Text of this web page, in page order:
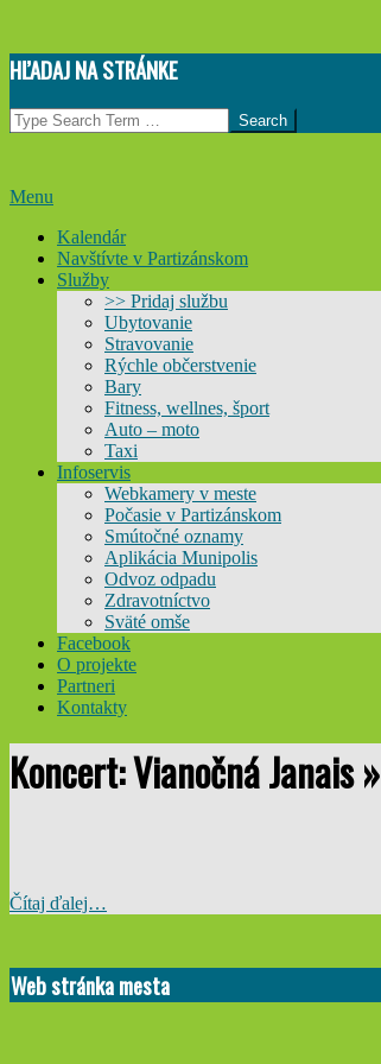
Skip
to
content
HĽADAJ NA STRÁNKE
Search
Primary
Menu
Menu
Kalendár
Navštívte v Partizánskom
Služby
>> Pridaj službu
Ubytovanie
Stravovanie
Rýchle občerstvenie
Bary
Fitness, wellnes, šport
Auto – moto
Taxi
Infoservis
Webkamery v meste
Počasie v Partizánskom
Smútočné oznamy
Aplikácia Munipolis
Odvoz odpadu
Zdravotníctvo
Sväté omše
Facebook
O projekte
Partneri
Kontakty
Koncert: Vianočná Janais »
Čítaj ďalej…
11-
05
Web stránka mesta